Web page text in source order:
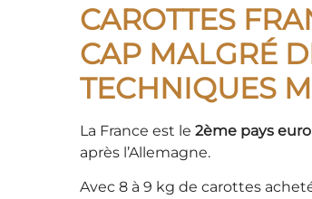
CAROTTES
CAP MALGRÉ
TECHNIQUES
La France est le 2ème pays
après l’Allemagne.
Avec 8 à 9 kg de carottes